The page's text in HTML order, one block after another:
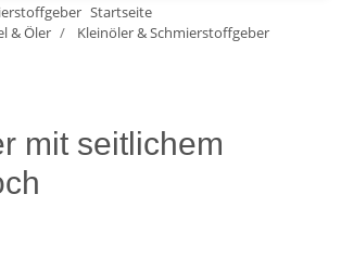
Startseite
& Öler
Kleinöler & Schmierstoffgeber
mit seitlichem